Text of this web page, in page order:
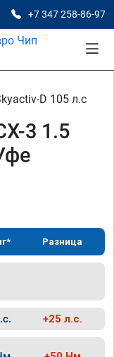
+7 347 258-86-97
D 105 л.с
3 1.5
Разница
+25 л.с.